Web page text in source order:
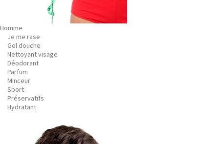
Homme
Je me rase
Gel douche
Nettoyant visage
Déodorant
Parfum
Minceur
Sport
Préservatifs
Hydratant